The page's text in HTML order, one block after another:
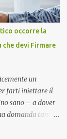
occorre la
che devi Firmare
un
farti iniettare il
sano – a dover
domanda tanto